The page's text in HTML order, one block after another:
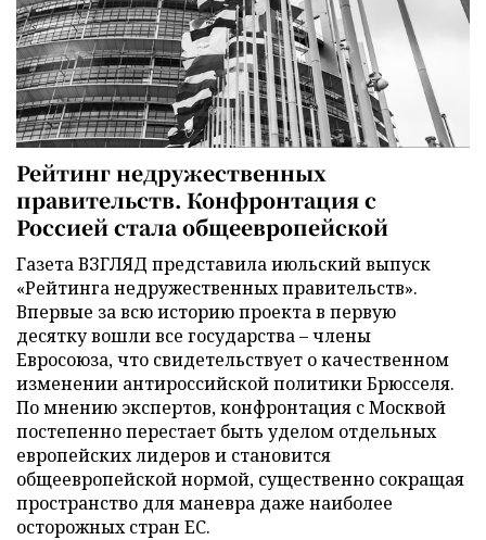
Рейтинг недружественных
правительств. Конфронтация с
Россией стала общеевропейской
Газета ВЗГЛЯД представила июльский выпуск
«Рейтинга недружественных правительств».
Впервые за всю историю проекта в первую
десятку вошли все государства – члены
Евросоюза, что свидетельствует о качественном
изменении антироссийской политики Брюсселя.
По мнению экспертов, конфронтация с Москвой
постепенно перестает быть уделом отдельных
европейских лидеров и становится
общеевропейской нормой, существенно сокращая
пространство для маневра даже наиболее
осторожных стран ЕС.